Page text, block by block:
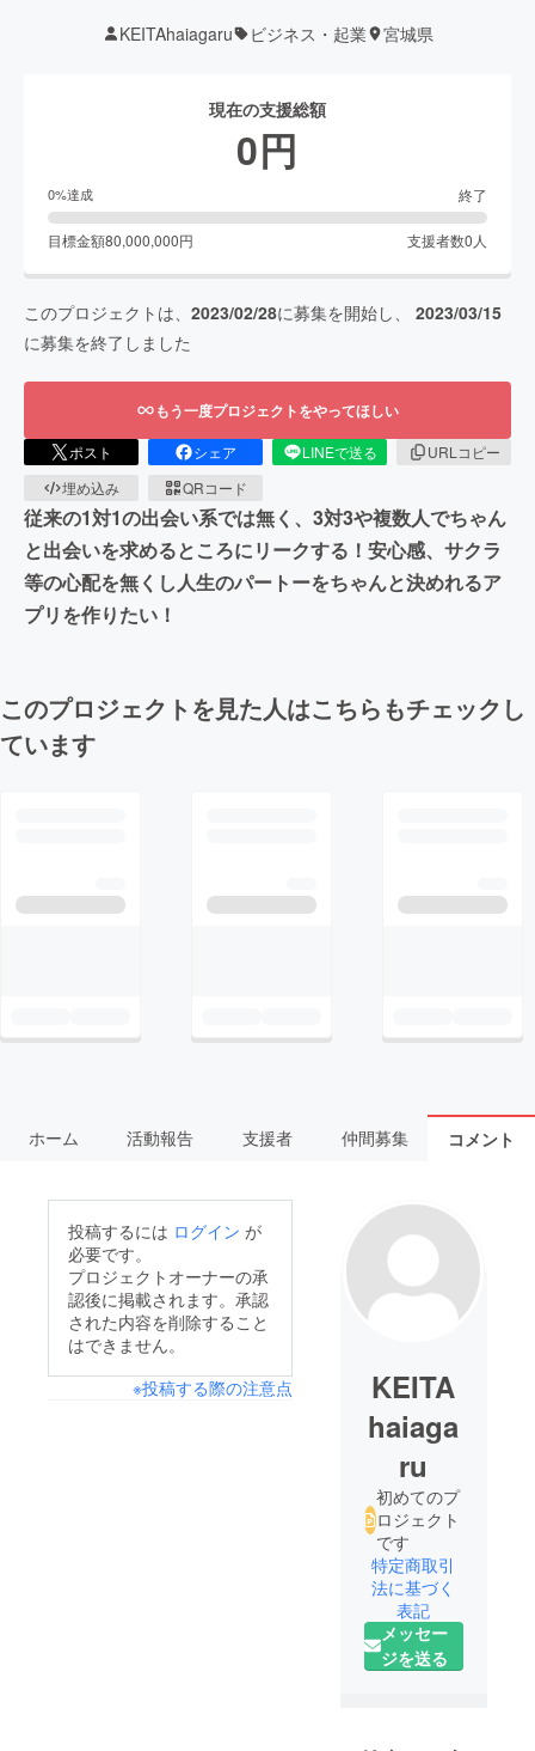
KEITAhaiagaru ビジネス・起業 宮城県
現在の支援総額
0円
0%達成 終了
目標金額80,000,000円 支援者数0 人
このプロジェクトは、 2023/02/28に募集を開始し、 2023/03/15
に募集を終了しました
もう一度プロジェクトをやってほしい
ポスト シェア LINEで送る
URLコピー
埋め込み
QRコード
従来の1対1の出会い系では無く、3対3や複数人でちゃん
と出会いを求めるところにリークする！安心感、サクラ
等の心配を無くし人生のパートーをちゃんと決めれるア
プリを作りたい！
このプロジェクトを見た人はこちらもチェックし
ています
ホーム 活動報告 支援者 仲間募集 コメント
投稿するには ログイン が
必要です。
プロジェクトオーナーの承
認後に掲載されます。承認
された内容を削除すること
はできません。
※投稿する際の注意点
KEITA
haiaga
ru
初めてのプ
ロジェクト
です
特定商取引
法に基づく
表記
メッセー
ジを送る